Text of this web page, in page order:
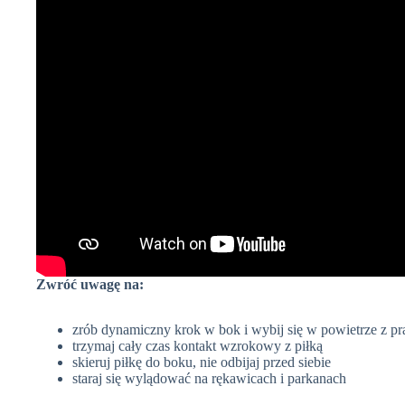
Zwróć uwagę na:
zrób dynamiczny krok w bok i wybij się w powietrze z
trzymaj cały czas kontakt wzrokowy z piłką
skieruj piłkę do boku, nie odbijaj przed siebie
staraj się wylądować na rękawicach i parkanach